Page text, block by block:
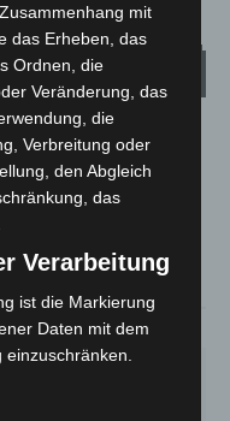
16.8 °
14.9°
26%
mit
das Erheben, das
Ordnen, die
Veränderung, das
die
Verbreitung oder
den Abgleich
das
Verarbeitung
ist die Markierung
Daten mit dem